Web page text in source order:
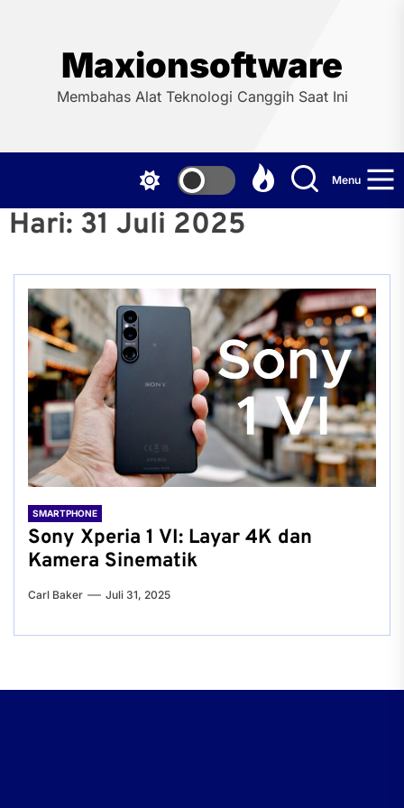
Maxionsoftware
Membahas Alat Teknologi Canggih Saat Ini
Menu
Hari: 31 Juli 2025
SMARTPHONE
Sony Xperia 1 VI: Layar 4K dan
Kamera Sinematik
Carl Baker Juli 31, 2025